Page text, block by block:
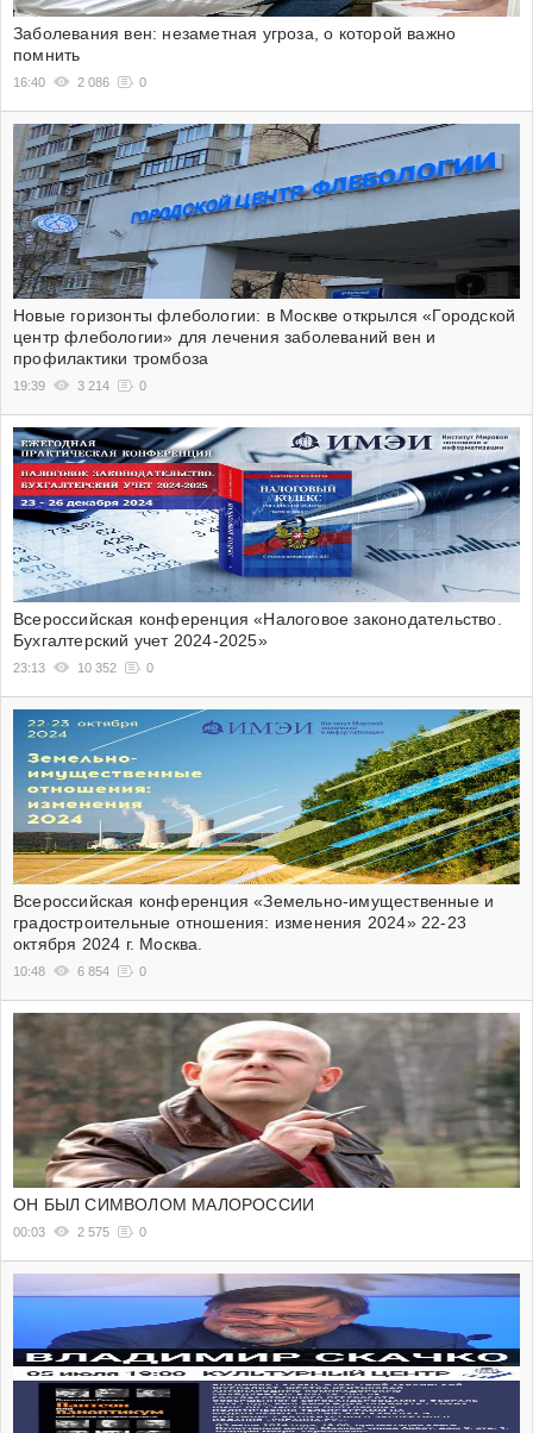
Заболевания вен: незаметная угроза, о которой важно
помнить
16:40 2 086 0
Новые горизонты флебологии: в Москве открылся «Городской
центр флебологии» для лечения заболеваний вен и
профилактики тромбоза
19:39 3 214 0
Всероссийская конференция «Налоговое законодательство.
Бухгалтерский учет 2024-2025»
23:13 10 352 0
Всероссийская конференция «Земельно-имущественные и
градостроительные отношения: изменения 2024» 22-23
октября 2024 г. Москва.
10:48 6 854 0
ОН БЫЛ СИМВОЛОМ МАЛОРОССИИ
00:03 2 575 0